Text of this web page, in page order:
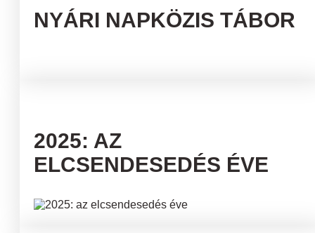
NYÁRI NAPKÖZIS TÁBOR
2025: AZ
ELCSENDESEDÉS ÉVE